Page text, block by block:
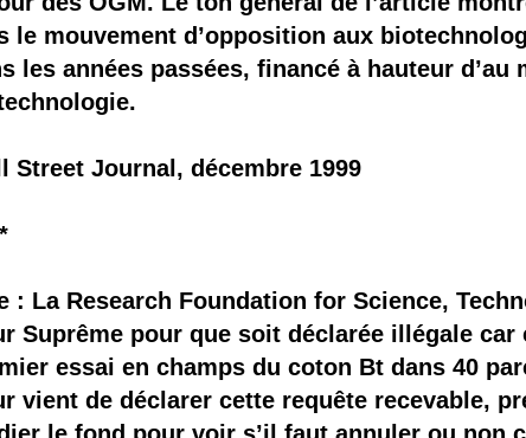
le mouvement d’opposition aux
les années passées, financé à hauteur
Street Journal, décembre 1999
: La Research Foundation for Science,
Suprême pour que soit déclarée illégale
essai en champs du coton Bt dans 40
vient de déclarer cette requête recevable,